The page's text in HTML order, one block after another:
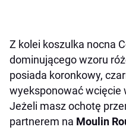
Z kolei koszulka nocna
dominującego wzoru
posiada koronkowy,
wyeksponować wcięcie
Jeżeli masz ochotę
partnerem na Moulin